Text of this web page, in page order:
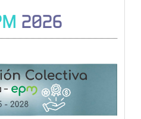
2026